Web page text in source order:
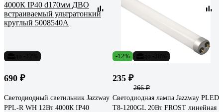
690 ₽
Светодиодный светильник Jazzway
PPL-R WH 12Вт 4000К IP40
-12%
235 ₽
266 ₽
Светодиодная лампа Jazzway PLED
T8-1200GL 20Вт FROST линейная